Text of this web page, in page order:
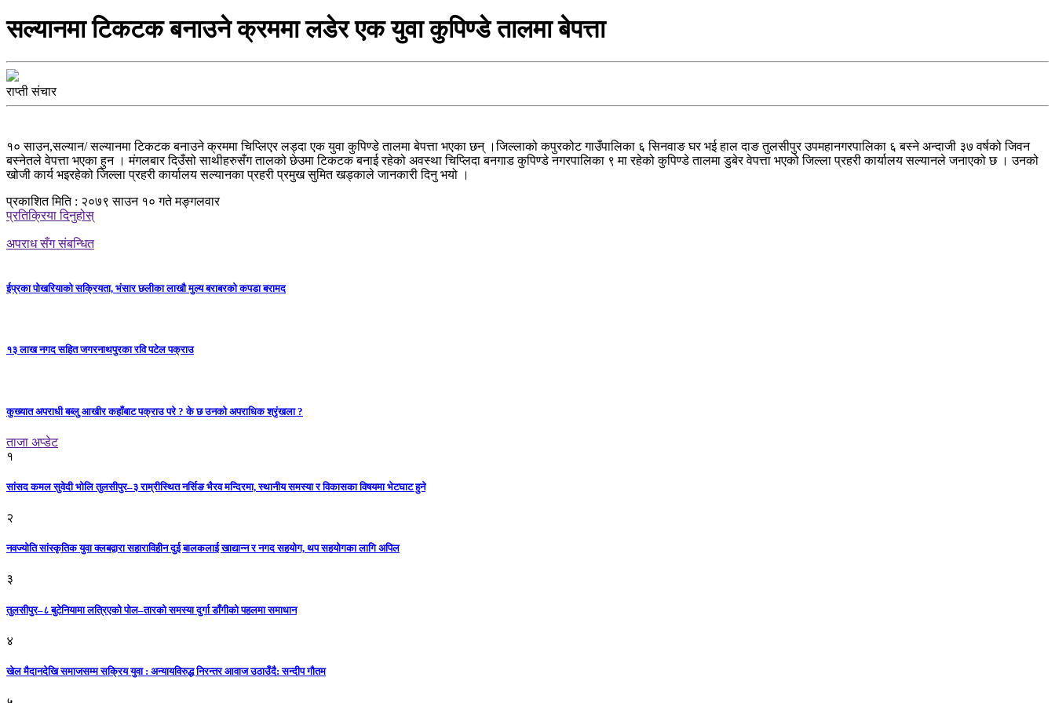
सल्यानमा टिकटक बनाउने क्रममा लडेर एक युवा कुपिण्डे तालमा बेपत्ता
राप्ती संचार
१० साउन,सल्यान/ सल्यानमा टिकटक बनाउने क्रममा चिप्लिएर लड्दा एक युवा कुपिण्डे तालमा बेपत्ता भएका छन् ।जिल्लाको कपुरकोट गाउँपालिका ६ सिनवाङ घर भई हाल दाङ तुलसीपुर उपमहानगरपालिका ६ बस्ने अन्दाजी ३७ वर्षको जिवन
बस्नेतले वेपत्ता भएका हुन । मंगलबार दिउँसो साथीहरुसँग तालको छेउमा टिकटक बनाई रहेको अवस्था चिप्लिदा बनगाड कुपिण्डे नगरपालिका ९ मा रहेको कुपिण्डे तालमा डुबेर वेपत्ता भएको जिल्ला प्रहरी कार्यालय सल्यानले जनाएको छ । उनको
खोजी कार्य भइरहेको जिल्ला प्रहरी कार्यालय सल्यानका प्रहरी प्रमुख सुमित खड्काले जानकारी दिनु भयो ।
प्रकाशित मिति : २०७९ साउन १० गते मङ्गलवार
प्रतिक्रिया दिनुहोस्
अपराध सँग संबन्धित
ईप्रका पोखरियाको सक्रियता, भंसार छलीका लाखौ मुल्य बराबरको कपडा बरामद
१३ लाख नगद सहित जगरनाथपुरका रवि पटेल पक्राउ
कुख्यात अपराधी बब्लु आखीर कहाँबाट पक्राउ परे ? के छ उनको अपराधिक श्रृंखला ?
ताजा अप्डेट
१
सांसद कमल सुवेदी भोलि तुलसीपुर–३ राम्रीस्थित नर्सिङ भैरव मन्दिरमा, स्थानीय समस्या र विकासका विषयमा भेटघाट हुने
२
नवज्योति सांस्कृतिक युवा क्लबद्वारा सहाराविहीन दुई बालकलाई खाद्यान्न र नगद सहयोग, थप सहयोगका लागि अपिल
३
तुलसीपुर–८ बुटेनियामा लत्रिएको पोल–तारको समस्या दुर्गा डाँगीको पहलमा समाधान
४
खेल मैदानदेखि समाजसम्म सक्रिय युवा : अन्यायविरुद्ध निरन्तर आवाज उठाउँदै: सन्दीप गौतम